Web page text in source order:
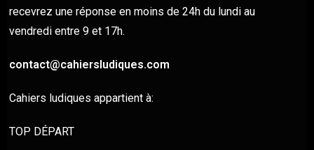
recevrez une réponse en moins de 24h du lundi au
vendredi entre 9 et 17h.
contact@cahiersludiques.com
Cahiers ludiques appartient à:
TOP DÉPART